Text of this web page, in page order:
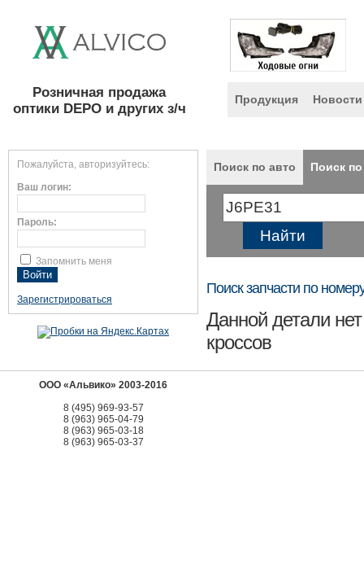
Розничная продажа
оптики DEPO и других з/ч
Продукция Новости
Пожалуйста, авторизуйтесь:
Ваш логин:
Пароль:
Запомнить меня
Зарегистрироваться
Поиск по авто Поиск
Поиск запчасти по
Данной детали
кроссов
ООО «Альвико» 2003-2016
8 (495) 969-93-57
8 (963) 965-04-79
8 (963) 965-03-18
8 (963) 965-03-37